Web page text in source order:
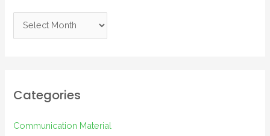
r
i
e
Categories
Communication Material